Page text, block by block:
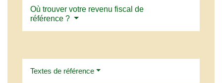
Où trouver votre revenu fiscal de
référence ?
Textes de référence